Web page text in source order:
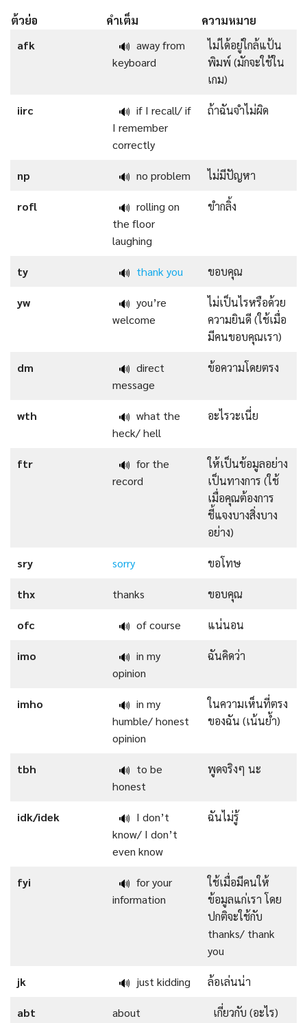
ต้วย่อ คำเต็ม
ความหมาย
afk
🔊 away from
keyboard
ไม่ได้อยู่ใกล้แป้น
พิมพ์ (มักจะใช้ใน
เกม)
iirc 🔊 if I recall/ if
I remember
correctly
ถ้าฉันจำไม่ผิด
np 🔊 no problem ไม่มีปัญหา
rofl 🔊 rolling on
the floor
laughing
ขำกลิ้ง
ty 🔊 thank you ขอบคุณ
yw 🔊 you’re
welcome
ไม่เป็นไรหรือด้วย
ความยินดี (ใช้เมื่อ
มีคนขอบคุณเรา)
dm 🔊 direct
message
ข้อความโดยตรง
wth 🔊 what the
heck/ hell
อะไรวะเนี่ย
ftr 🔊 for the
record
ให้เป็นข้อมูลอย่าง
เป็นทางการ (ใช้
เมื่อคุณต้องการ
ชี้แจงบางสิ่งบาง
อย่าง)
sry sorry ขอโทษ
thx thanks ขอบคุณ
ofc 🔊 of course แน่นอน
imo 🔊 in my
opinion
ฉันคิดว่า
imho 🔊 in my
humble/ honest
opinion
ในความเห็นที่ตรง
ของฉัน (เน้นย้ำ)
tbh 🔊 to be
honest
พูดจริงๆ นะ
idk/idek 🔊 I don’t
know/ I don’t
even know
ฉันไม่รู้
fyi 🔊 for your
information
ใช้เมื่อมีคนให้
ข้อมูลแก่เรา โดย
ปกติจะใช้กับ
thanks/ thank
you
jk 🔊 just kidding ล้อเล่นน่า
abt about เกี่ยวกับ (อะไร)